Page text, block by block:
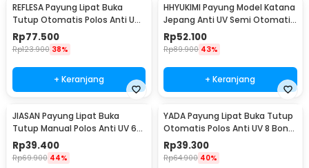
REFLESA Payung Lipat Buka
Tutup Otomatis Polos Anti UV
10 Bone 105cm - MI7454
Rp77.500
Rp123.900 38%
+ Keranjang
HHYUKIMI Payung Model Katana
Jepang Anti UV Semi Otomatis
8 Bone 103cm - AA415
Rp52.100
Rp89.900 43%
+ Keranjang
JIASAN Payung Lipat Buka
Tutup Manual Polos Anti UV 6
Bone 90cm - A50
Rp39.400
Rp69.900 44%
YADA Payung Lipat Buka Tutup
Otomatis Polos Anti UV 8 Bone
96cm - YD98
Rp39.300
Rp64.900 40%